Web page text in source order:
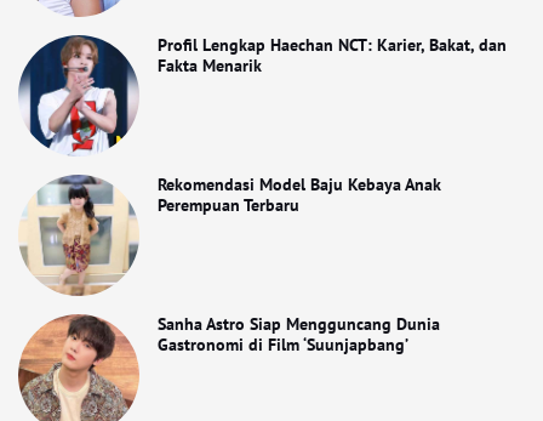
Profil Lengkap Haechan NCT: Karier, Bakat, dan
Fakta Menarik
Rekomendasi Model Baju Kebaya Anak
Perempuan Terbaru
Sanha Astro Siap Mengguncang Dunia
Gastronomi di Film ‘Suunjapbang’